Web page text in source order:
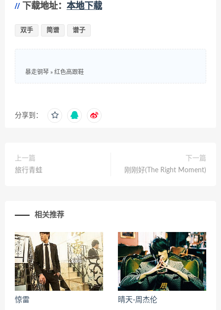
下载地址： 本地下载
双手 简谱 谱子
暴走钢琴 » 红色高跟鞋
分享到：
上一篇
旅行青蛙
下一篇
刚刚好(The Right Moment)
相关推荐
惊雷 晴天-周杰伦